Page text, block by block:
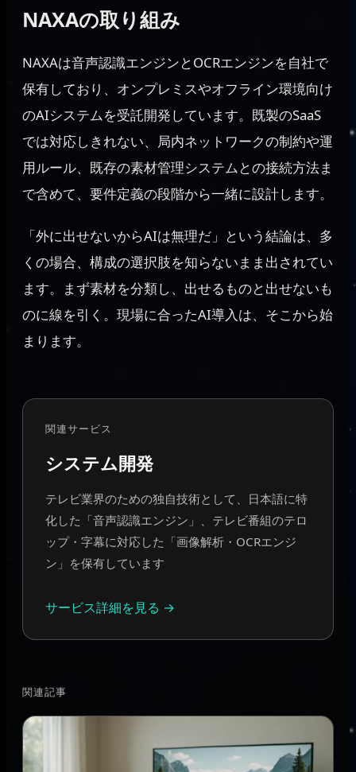
NAXAの取り組み
NAXAは音声認識エンジンとOCRエンジンを自社で
保有しており、オンプレミスやオフライン環境向け
のAIシステムを受託開発しています。既製のSaaS
では対応しきれない、局内ネットワークの制約や運
用ルール、既存の素材管理システムとの接続方法ま
で含めて、要件定義の段階から一緒に設計します。
「外に出せないからAIは無理だ」という結論は、多
くの場合、構成の選択肢を知らないまま出されてい
ます。まず素材を分類し、出せるものと出せないも
のに線を引く。現場に合ったAI導入は、そこから始
まります。
関連サービス
システム開発
テレビ業界のための独自技術として、日本語に特
化した「音声認識エンジン」、テレビ番組のテロ
ップ・字幕に対応した「画像解析・OCRエンジ
ン」を保有しています
サービス詳細を見る →
関連記事